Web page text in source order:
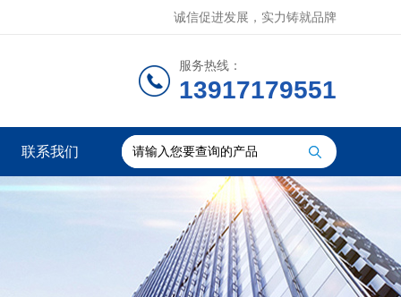
诚信促进发展，实力铸就品牌
服务热线：
13917179551
联系我们